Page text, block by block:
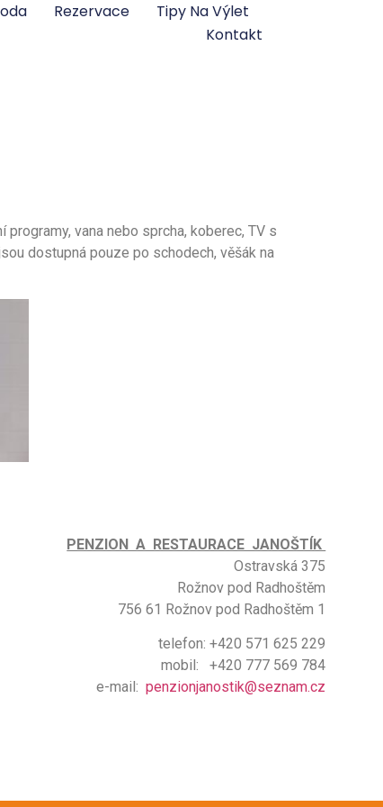
Rezervace
Tipy Na Výlet
Kontakt
programy, vana nebo sprcha, koberec, TV s
dostupná pouze po schodech, věšák na
PENZION A RESTAURACE JANOŠTÍK
Ostravská 375
Rožnov pod Radhoštěm
756 61 Rožnov pod Radhoštěm 1
telefon: +420 571 625 229
mobil: +420 777 569 784
e-mail:penzionjanostik@seznam.cz